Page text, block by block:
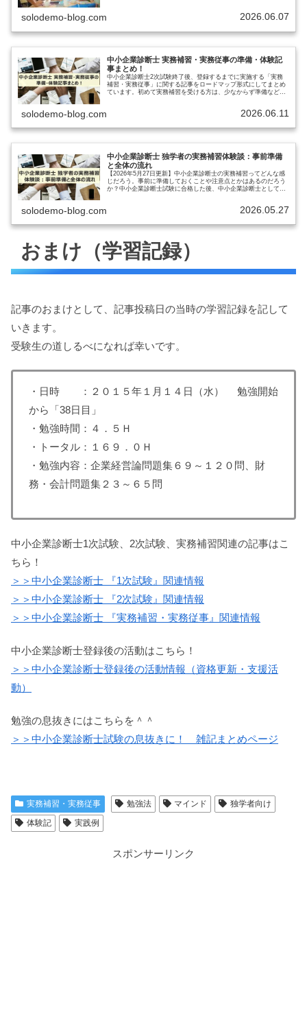
solodemo-blog.com 2026.06.07
中小企業診断士 実務補習・実務従事の準備・体験記
事まとめ！
中小企業診断士2次試験終了後、登録するまでに実施する「実務
補習・実務従事」に関する記事をロードマップ形式にしてまとめ
ています。初めて実務補習を受ける方は、少なからず準備などで
solodemo-blog.com 2026.06.11
中小企業診断士 独学者の実務補習体験談：事前準備
と全体の流れ
【2026年5月27日更新】中小企業診断士の実務補習ってどんな感
じだろう。事前に準備しておくことや注意点とかはあるのだろう
か？中小企業診断士試験に合格した後、中小企業診断士として登
solodemo-blog.com 2026.05.27
おまけ（学習記録）
記事のおまけとして、記事投稿日の当時の学習記録を記して
いきます。
受験生の道しるべになれば幸いです。
・日時 ：２０１５年１月１４日（水） 勉強開始
から「38日目」
・勉強時間：４．５Ｈ
・トータル：１６９．０Ｈ
・勉強内容：企業経営論問題集６９～１２０問、財
務・会計問題集２３～６５問
中小企業診断士1次試験、2次試験、実務補習関連の記事はこ
ちら！
＞＞中小企業診断士 『1次試験』関連情報
＞＞中小企業診断士 『2次試験』関連情報
＞＞中小企業診断士 『実務補習・実務従事』関連情報
中小企業診断士登録後の活動はこちら！
＞＞中小企業診断士登録後の活動情報（資格更新・支援活
動）
勉強の息抜きにはこちらを＾＾
＞＞中小企業診断士試験の息抜きに！ 雑記まとめページ
実務補習・実務従事 勉強法 マインド
独学者向け
体験記
実践例
スポンサーリンク